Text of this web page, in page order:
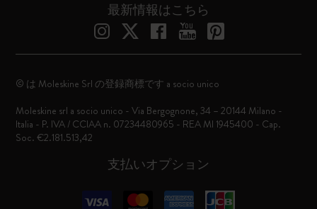
最新情報はこちら
支払いオプション
© は Moleskine Srl の登録商標です a socio unico
Moleskine srl a socio unico - Via Bergognone, 34 – 20144 Milano -
Italia - P. IVA / CCIAA n. 07234480965 - REA MI 1945400 - Cap.
Soc. €2.181.513,42